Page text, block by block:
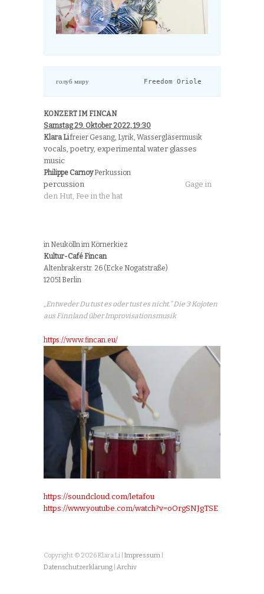
голуб миру Freedom Oriole
KONZERT IM FINCAN
Samstag 29. Oktober 2022, 19:30
Klara Lifreier Gesang, Lyrik, Wassergläsermusik
vocals, poetry, experimental water glasses
music
Philippe CarnoyPerkussion
percussion Gage in
den Hut, Fee in the hat
in Neukölln im Körnerkiez
Kultur-Café Fincan
Altenbrakerstr. 26 (Ecke Nogatstraße)
12051 Berlin
„Entweder Du tust es oder tust es nicht.“ Die 3 Kojoten
aus Finnland über Improvisationsmusik
https://www.fincan.eu/
https://soundcloud.com/letafou
https://www.youtube.com/watch?v=oOrgSNJgTSE
Copyright © 2026 Klara Li | Impressum
Datenschutzerklärung Archiv